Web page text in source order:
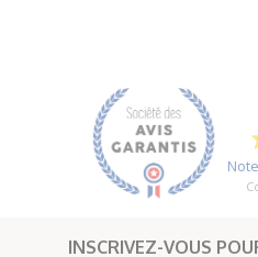
INSCRIVEZ-VOUS